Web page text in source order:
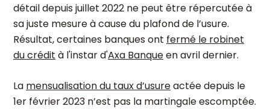
détail depuis juillet 2022 ne peut être répercutée à
sa juste mesure à cause du plafond de l’usure.
Résultat, certaines banques ont fermé le robinet
du crédit à l'instard'Axa Banqueen avril dernier.
La mensualisation du taux d’usureactée depuis le
1er février 2023 n’est pas la martingale escomptée.